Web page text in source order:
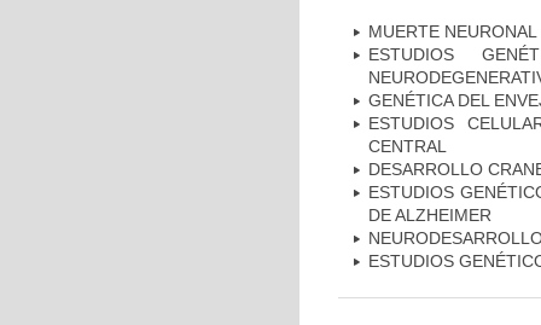
MUERTE
ESTUDIOS
GENÉTICA DEL
ESTUDIOS
CENTRAL
DESARROLLO
ESTUDIOS
DE ALZHEIMER
ESTUDIOS